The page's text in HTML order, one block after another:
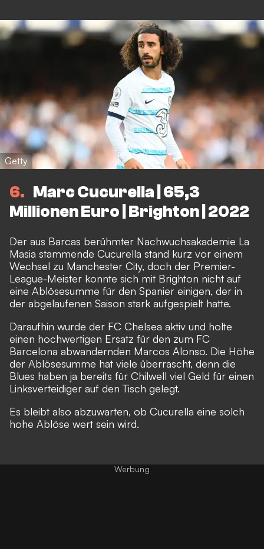
Getty
6
Marc Cucurella | 65,3
Millionen Euro | Brighton | 2022
Der aus Barcas berühmter Nachwuchsakademie La
Masia stammende Cucurella stand kurz vor einem
Wechsel zu Manchester City, doch der Premier-
League-Meister konnte sich mit Brighton nicht auf
eine Ablösesumme für den Spanier einigen, der in
der abgelaufenen Saison stark aufgespielt hatte.
Daraufhin wurde der FC Chelsea aktiv und holte
einen hochwertigen Ersatz für den zum FC
Barcelona abwandernden Marcos Alonso. Die Höhe
der Ablösesumme hat viele überrascht, denn die
Blues haben ja bereits für Chilwell viel Geld für einen
Linksverteidiger auf den Tisch gelegt.
Es bleibt also abzuwarten, ob Cucurella eine solch
hohe Ablöse wert sein wird.